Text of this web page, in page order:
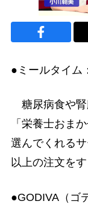
●ミールタイム
糖尿病食や腎
「栄養士おま
選んでくれる
以上の注文を
●GODIVA（ゴ